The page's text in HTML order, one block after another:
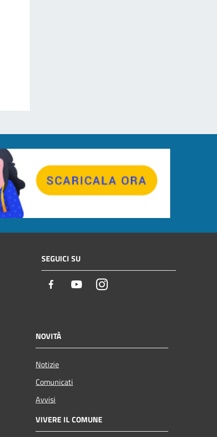
SEGUICI SU
Facebook YoutubeInstagram
NOVITÀ
Notizie
Comunicati
Avvisi
VIVERE IL COMUNE